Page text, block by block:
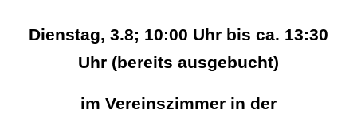
Dienstag, 3.8; 10:00 Uhr bis ca. 13:30
Uhr (bereits ausgebucht)
im Vereinszimmer in der